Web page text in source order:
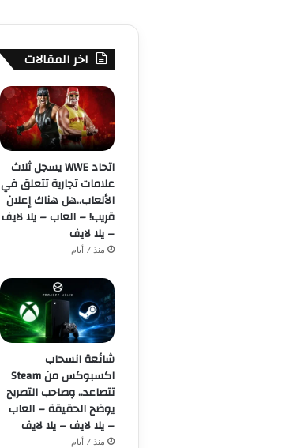
اخر المقالات
اتحاد WWE يسجل ثلاث
علامات تجارية تتعلق في
الألعاب..هل هناك إعلان
قريب! – العاب – يلا لايف
– يلا لايف
منذ 7 أيام
شائعة انسحاب
اكسبوكس من Steam
تتصاعد.. وصاحب التصريح
يوضح الحقيقة – العاب
– يلا لايف – يلا لايف
منذ 7 أيام